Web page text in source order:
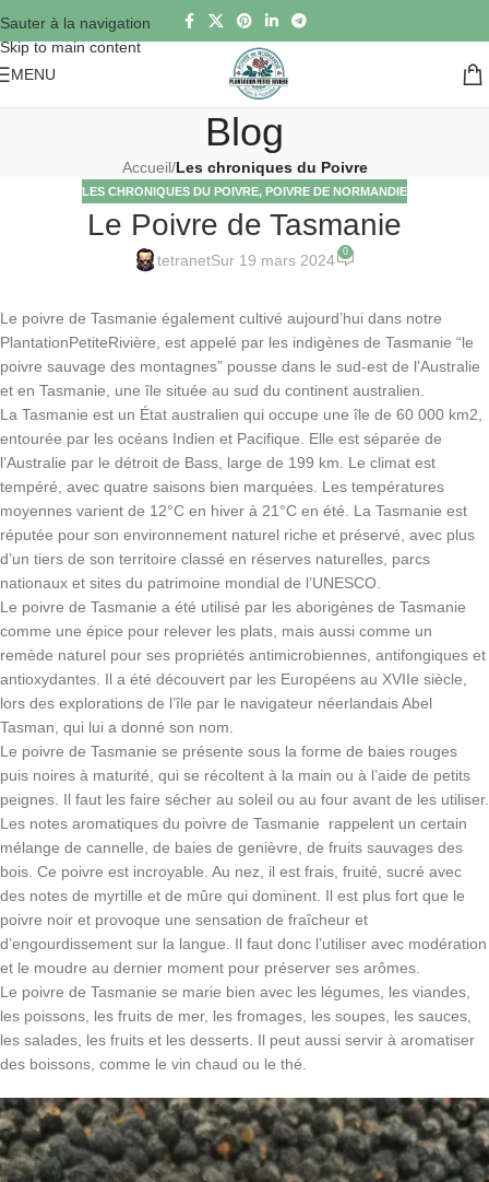
Sauter à la navigation
Skip to main content
MENU
Blog
Accueil/Les chroniques du Poivre
LES CHRONIQUES DU POIVRE, POIVRE DE NORMANDIE
Le Poivre de Tasmanie
tetranetSur 19 mars 2024 0
Le poivre de Tasmanie également cultivé aujourd’hui dans notre
PlantationPetiteRivière, est appelé par les indigènes de Tasmanie “le
poivre sauvage des montagnes” pousse dans le sud-est de l’Australie
et en Tasmanie, une île située au sud du continent australien.
La Tasmanie est un État australien qui occupe une île de 60 000 km2,
entourée par les océans Indien et Pacifique. Elle est séparée de
l’Australie par le détroit de Bass, large de 199 km. Le climat est
tempéré, avec quatre saisons bien marquées. Les températures
moyennes varient de 12°C en hiver à 21°C en été. La Tasmanie est
réputée pour son environnement naturel riche et préservé, avec plus
d’un tiers de son territoire classé en réserves naturelles, parcs
nationaux et sites du patrimoine mondial de l’UNESCO.
Le poivre de Tasmanie a été utilisé par les aborigènes de Tasmanie
comme une épice pour relever les plats, mais aussi comme un
remède naturel pour ses propriétés antimicrobiennes, antifongiques et
antioxydantes. Il a été découvert par les Européens au XVIIe siècle,
lors des explorations de l’île par le navigateur néerlandais Abel
Tasman, qui lui a donné son nom.
Le poivre de Tasmanie se présente sous la forme de baies rouges
puis noires à maturité, qui se récoltent à la main ou à l’aide de petits
peignes. Il faut les faire sécher au soleil ou au four avant de les utiliser.
Les notes aromatiques du poivre de Tasmanie rappelent un certain
mélange de cannelle, de baies de genièvre, de fruits sauvages des
bois. Ce poivre est incroyable. Au nez, il est frais, fruité, sucré avec
des notes de myrtille et de mûre qui dominent. Il est plus fort que le
poivre noir et provoque une sensation de fraîcheur et
d’engourdissement sur la langue. Il faut donc l’utiliser avec modération
et le moudre au dernier moment pour préserver ses arômes.
Le poivre de Tasmanie se marie bien avec les légumes, les viandes,
les poissons, les fruits de mer, les fromages, les soupes, les sauces,
les salades, les fruits et les desserts. Il peut aussi servir à aromatiser
des boissons, comme le vin chaud ou le thé.